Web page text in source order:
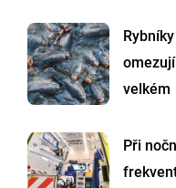
velkém
Při